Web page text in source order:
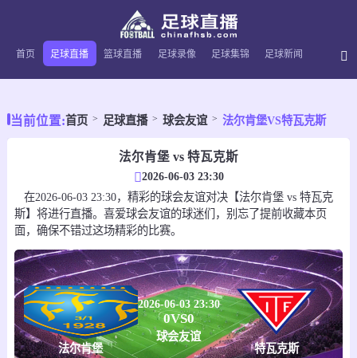
首页 足球直播 篮球直播 足球录像 足球集锦 足球新闻
当前位置:首页 足球直播 球会友谊 法尔肯堡VS特瓦克斯
法尔肯堡 vs 特瓦克斯
2026-06-03 23:30
在2026-06-03 23:30，精彩的球会友谊对决【法尔肯堡 vs 特瓦克
斯】将进行直播。喜爱球会友谊的球迷们，别忘了提前收藏本页
面，确保不错过这场精彩的比赛。
法尔肯堡
2026-06-03 23:30
0VS0
球会友谊
特瓦克斯